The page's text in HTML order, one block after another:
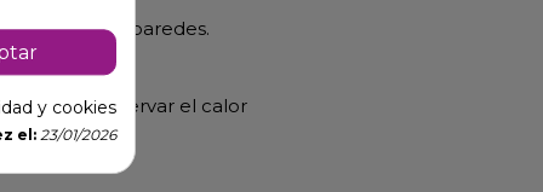
fondo o las paredes.
permite conservar el calor
y cookies
el: 23/01/2026